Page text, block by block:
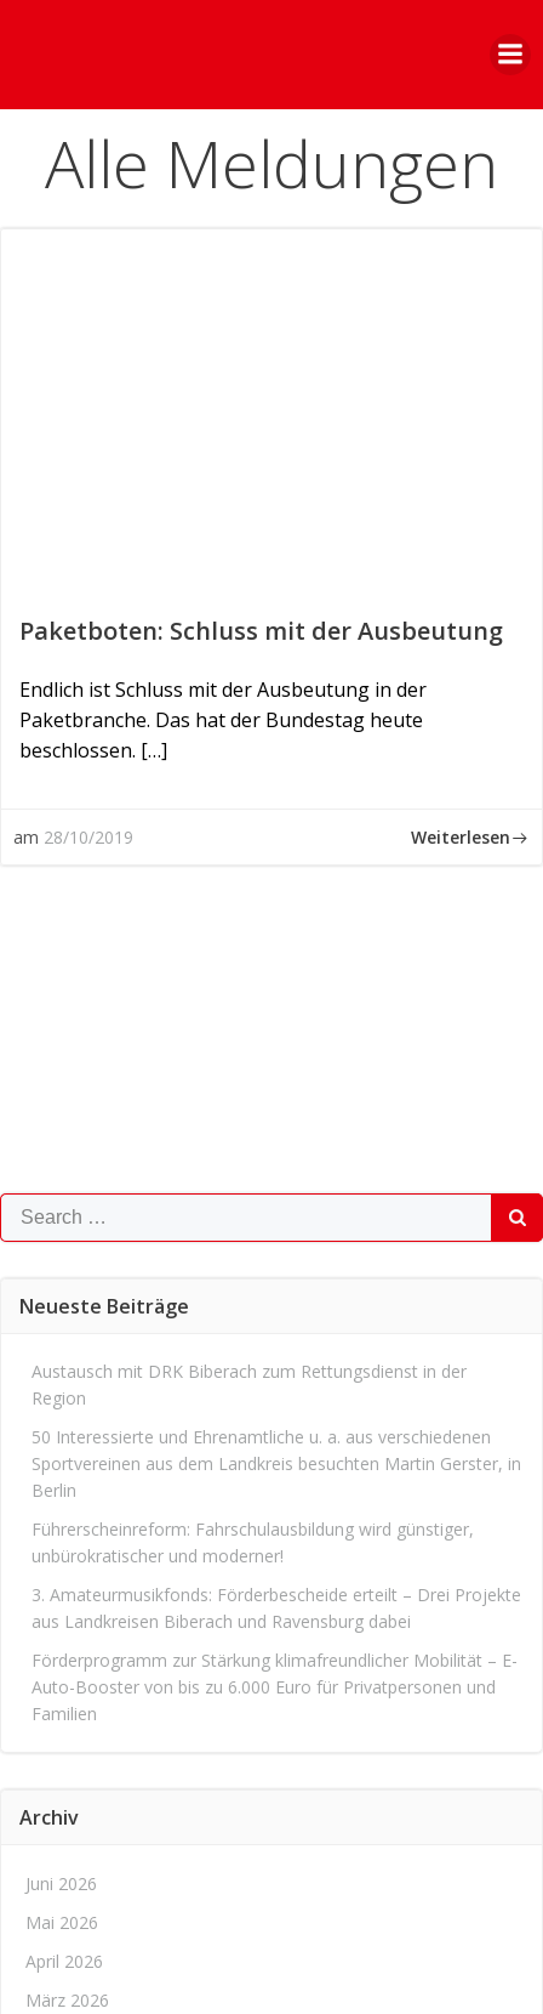
Alle Meldungen
Paketboten: Schluss mit der Ausbeutung
Endlich ist Schluss mit der Ausbeutung in der
Paketbranche. Das hat der Bundestag heute
beschlossen. […]
am 28/10/2019 Weiterlesen
Search
for:
Neueste Beiträge
Austausch mit DRK Biberach zum Rettungsdienst in der
Region
50 Interessierte und Ehrenamtliche u. a. aus verschiedenen
Sportvereinen aus dem Landkreis besuchten Martin Gerster, in
Berlin
Führerscheinreform: Fahrschulausbildung wird günstiger,
unbürokratischer und moderner!
3. Amateurmusikfonds: Förderbescheide erteilt – Drei Projekte
aus Landkreisen Biberach und Ravensburg dabei
Förderprogramm zur Stärkung klimafreundlicher Mobilität – E-
Auto-Booster von bis zu 6.000 Euro für Privatpersonen und
Familien
Archiv
Juni 2026
Mai 2026
April 2026
März 2026